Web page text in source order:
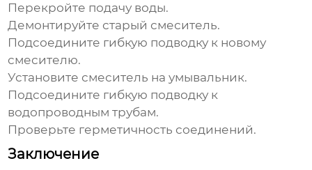
Перекройте подачу воды.
Демонтируйте старый смеситель.
Подсоедините гибкую подводку к новому
смесителю.
Установите смеситель на умывальник.
Подсоедините гибкую подводку к
водопроводным трубам.
Проверьте герметичность соединений.
Заключение